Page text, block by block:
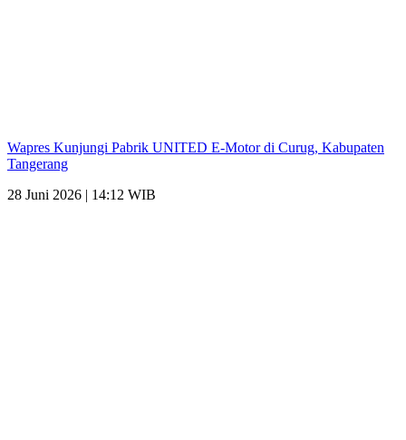
Wapres Kunjungi Pabrik UNITED E-Motor di Curug, Kabupaten
Tangerang
28 Juni 2026 | 14:12 WIB